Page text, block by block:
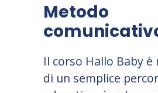
Metodo
Il corso Hallo Baby
di un semplice